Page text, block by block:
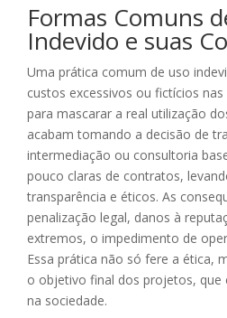
Formas Comuns
Indevido e suas
Uma prática comum de uso
custos excessivos ou fictícios
para mascarar a real utilização
acabam tomando a decisão de
intermediação ou consultoria
pouco claras de contratos,
transparência e éticos. As
penalização legal, danos à
extremos, o impedimento de
Essa prática não só fere a ética,
o objetivo final dos projetos, que
na sociedade.